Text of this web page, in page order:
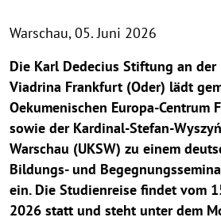
Warschau,05. Juni 2026
Die Karl Dedecius Stiftung an
Viadrina Frankfurt (Oder) lädt
Oekumenischen Europa-Centrum
sowie der Kardinal-Stefan-
Warschau (UKSW) zu einem
Bildungs- und
ein. Die Studienreise findet vom
2026 statt und steht unter dem